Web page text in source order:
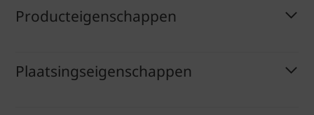
Producteigenschappen
Plaatsingseigenschappen